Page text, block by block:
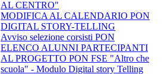
AL CENTRO"
MODIFICA AL CALENDARIO PON
DIGITAL STORY-TELLING
Avviso selezione corsisti PON
​ELENCO ALUNNI PARTECIPANTI
AL PROGETTO PON FSE "Altro che
scuola" - Modulo Digital story Telling